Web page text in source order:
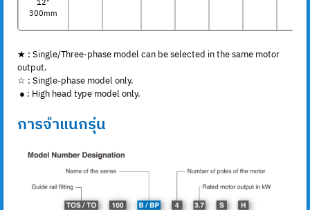
12"
300mm
★ : Single/Three-phase model can be selected in the same motor
output.
☆ : Single-phase model only.
● : High head type model only.
การจำแนกรุ่น